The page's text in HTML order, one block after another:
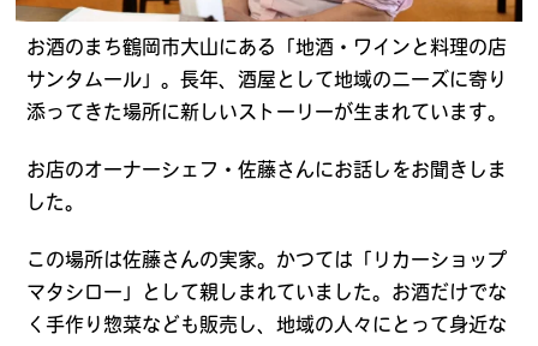
お酒のまち鶴岡市大山にある「地酒・ワインと料理の店
サンタムール」。長年、酒屋として地域のニーズに寄り
添ってきた場所に新しいストーリーが生まれています。
お店のオーナーシェフ・佐藤さんにお話しをお聞きしま
した。
この場所は佐藤さんの実家。かつては「リカーショップ
マタシロー」として親しまれていました。お酒だけでな
く手作り惣菜なども販売し、地域の人々にとって身近な